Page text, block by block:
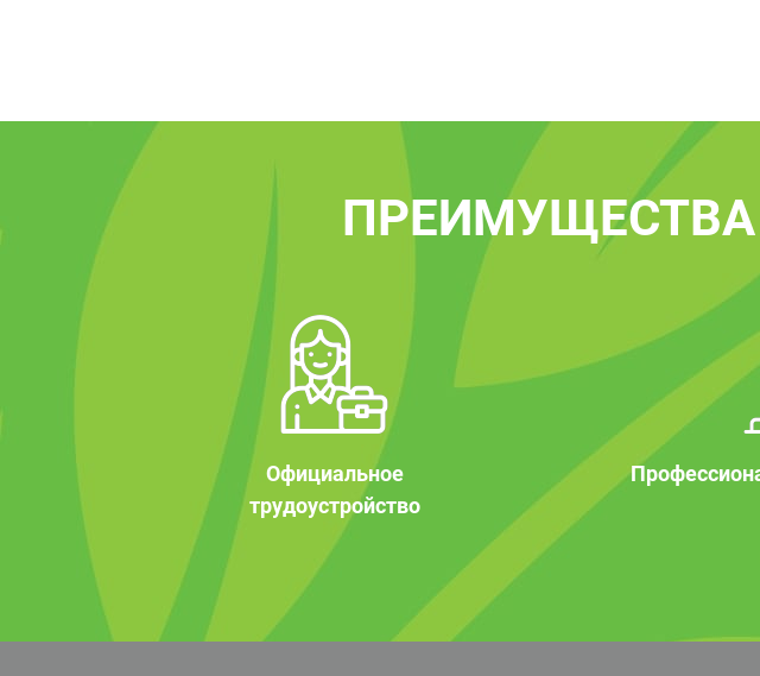
ПРЕИМУЩЕСТВА
Официальное
трудоустройство